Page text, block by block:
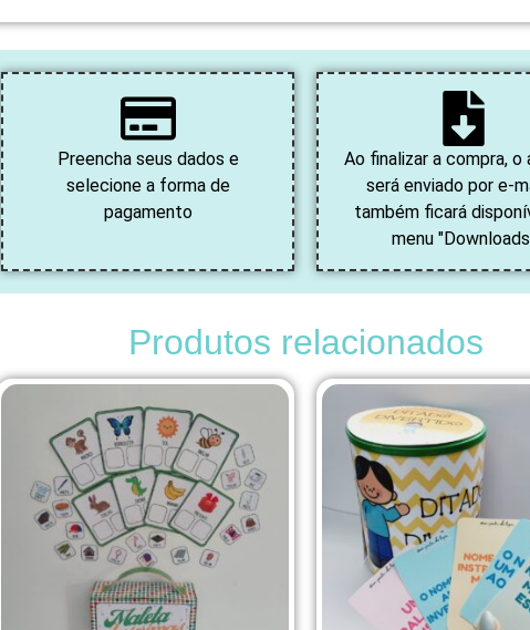
Preencha seus dados e
selecione a forma de
pagamento
Ao finalizar a compra, o
será enviado por e-
também ficará
menu
Produtos relacionados